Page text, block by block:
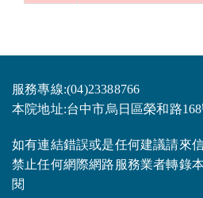
服務專線:(04)23388766
本院地址:台中市烏日區榮和路168
如有連結錯誤或是任何建議請來信
禁止任何網際網路服務業者轉錄
閱